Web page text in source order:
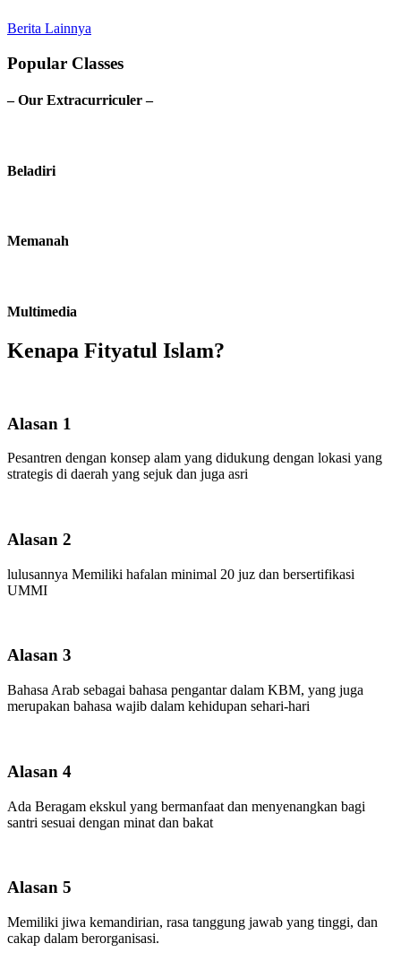
Berita Lainnya
Popular Classes
– Our Extracurriculer –
Beladiri
Memanah
Multimedia
Kenapa Fityatul Islam?
Alasan 1
Pesantren dengan konsep alam yang didukung dengan lokasi yang
strategis di daerah yang sejuk dan juga asri
Alasan 2
lulusannya Memiliki hafalan minimal 20 juz dan bersertifikasi
UMMI
Alasan 3
Bahasa Arab sebagai bahasa pengantar dalam KBM, yang juga
merupakan bahasa wajib dalam kehidupan sehari-hari
Alasan 4
Ada Beragam ekskul yang bermanfaat dan menyenangkan bagi
santri sesuai dengan minat dan bakat
Alasan 5
Memiliki jiwa kemandirian, rasa tanggung jawab yang tinggi, dan
cakap dalam berorganisasi.